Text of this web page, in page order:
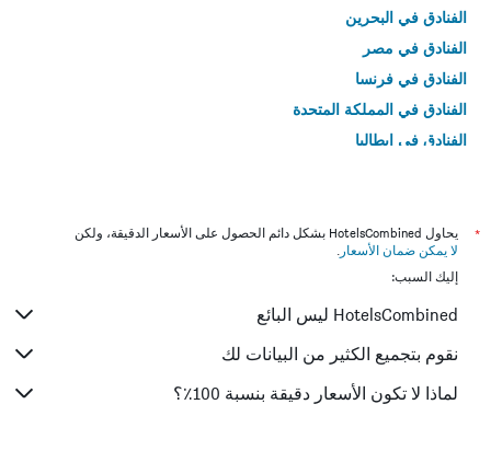
الفنادق في البحرين
الفنادق في مصر
الفنادق في فرنسا
الفنادق في المملكة المتحدة
الفنادق في إيطاليا
*
يحاول HotelsCombined بشكل دائم الحصول على الأسعار الدقيقة، ولكن
لا يمكن ضمان الأسعار .
إليك السبب:
HotelsCombined ليس البائع
نقوم بتجميع الكثير من البيانات لك
لماذا لا تكون الأسعار دقيقة بنسبة 100٪؟